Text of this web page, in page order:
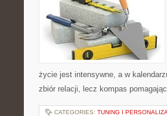
życie jest intensywne, a w
zbiór relacji, lecz kompas
CATEGORIES: TUNING I